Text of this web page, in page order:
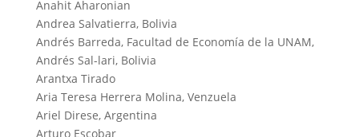
Anahit Aharonian
Andrea Salvatierra, Bolivia
Andrés Barreda, Facultad de Economía de la UNAM,
Andrés Sal-lari, Bolivia
Arantxa Tirado
Aria Teresa Herrera Molina, Venzuela
Ariel Direse, Argentina
Arturo Escobar